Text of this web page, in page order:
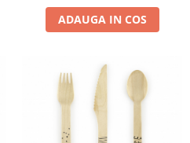
ADAUGA IN COS